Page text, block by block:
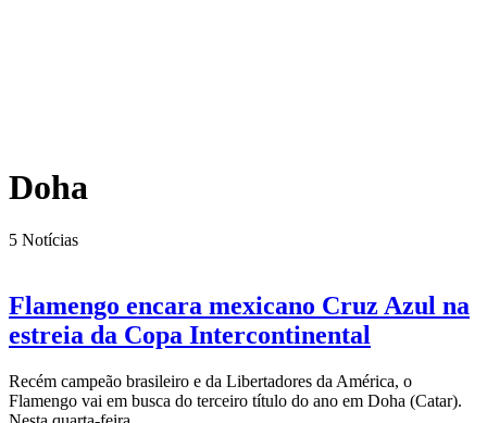
Doha
5 Notícias
Flamengo encara mexicano Cruz Azul na
estreia da Copa Intercontinental
Recém campeão brasileiro e da Libertadores da América, o
Flamengo vai em busca do terceiro título do ano em Doha (Catar).